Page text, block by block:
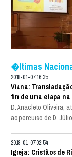
�ltimas
2018-01-07 16:35
Viana:
fim de uma etapa
D. Anacleto Oliveira,
ao percurso de D.
2018-01-07 02:54
Igreja: Cristãos de